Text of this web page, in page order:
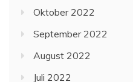
Oktober 2022
September 2022
August 2022
Juli 2022